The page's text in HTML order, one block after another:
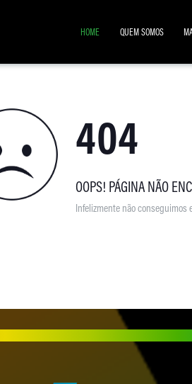
HOME QUEM SOMOS
404
OOPS! PÁGINA NÃO
Infelizmente não conseguimos